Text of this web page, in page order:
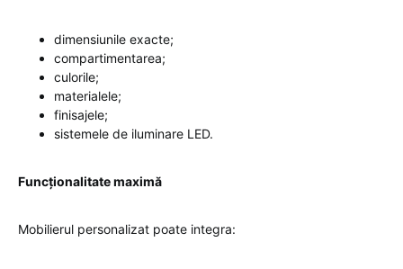
dimensiunile exacte;
compartimentarea;
culorile;
materialele;
finisajele;
sistemele de iluminare LED.
Funcționalitate maximă
Mobilierul personalizat poate integra: